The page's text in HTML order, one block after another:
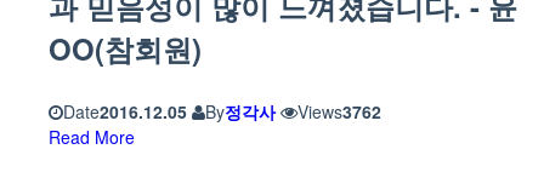
OO(참회원)
Date2016.12.05 By정각사 Views3762
Read More